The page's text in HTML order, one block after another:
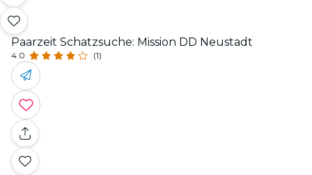
Paarzeit Schatzsuche: Mission DD Neustadt
4.0 (1)